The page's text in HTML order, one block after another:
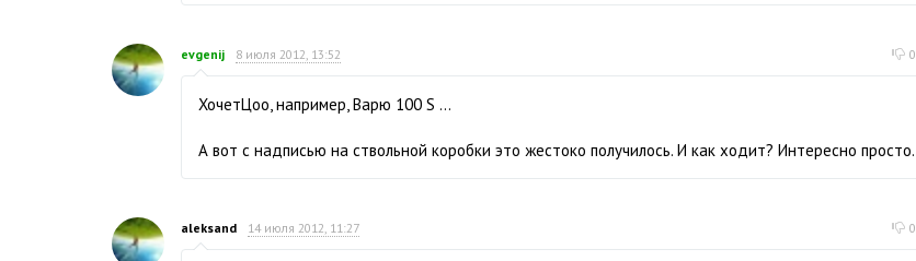
evgenij 8 июля 2012, 13:52 0
ХочетЦоо, например, Варю 100 S ...
А вот с надписью на ствольной коробки это жестоко получилось. И как ходит? Интересно просто.
aleksand 14 июля 2012, 11:27 0